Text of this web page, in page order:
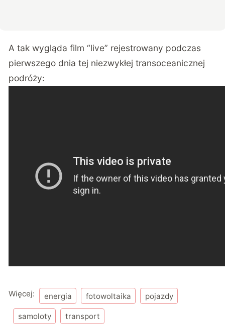
A tak wygląda film “live” rejestrowany podczas
pierwszego dnia tej niezwykłej transoceanicznej
podróży:
Więcej: energia fotowoltaika pojazdy
samoloty transport